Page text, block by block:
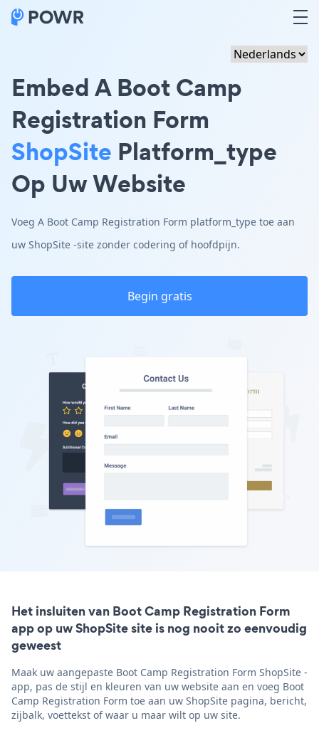
Embed A Boot Camp
Registration Form
ShopSite Platform_type
Op Uw Website
Voeg A Boot Camp Registration Form platform_type toe aan
uw ShopSite -site zonder codering of hoofdpijn.
Begin gratis
Het insluiten van Boot Camp Registration Form
app op uw ShopSite site is nog nooit zo eenvoudig
geweest
Maak uw aangepaste Boot Camp Registration Form ShopSite -
app, pas de stijl en kleuren van uw website aan en voeg Boot
Camp Registration Form toe aan uw ShopSite pagina, bericht,
zijbalk, voettekst of waar u maar wilt op uw site.